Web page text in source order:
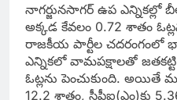
నాగర్జునసాగర్‌ ఉప
అక్కడ కేవలం 0.72 శాతం
రాజకీయ పార్టీల చదరంగంలో
ఎన్నికలో వామపక్షాలతో
ఓట్లను పెంచుకుంది. అయితే
12.2 శాతం, సీపీఐ(ఎం)కు